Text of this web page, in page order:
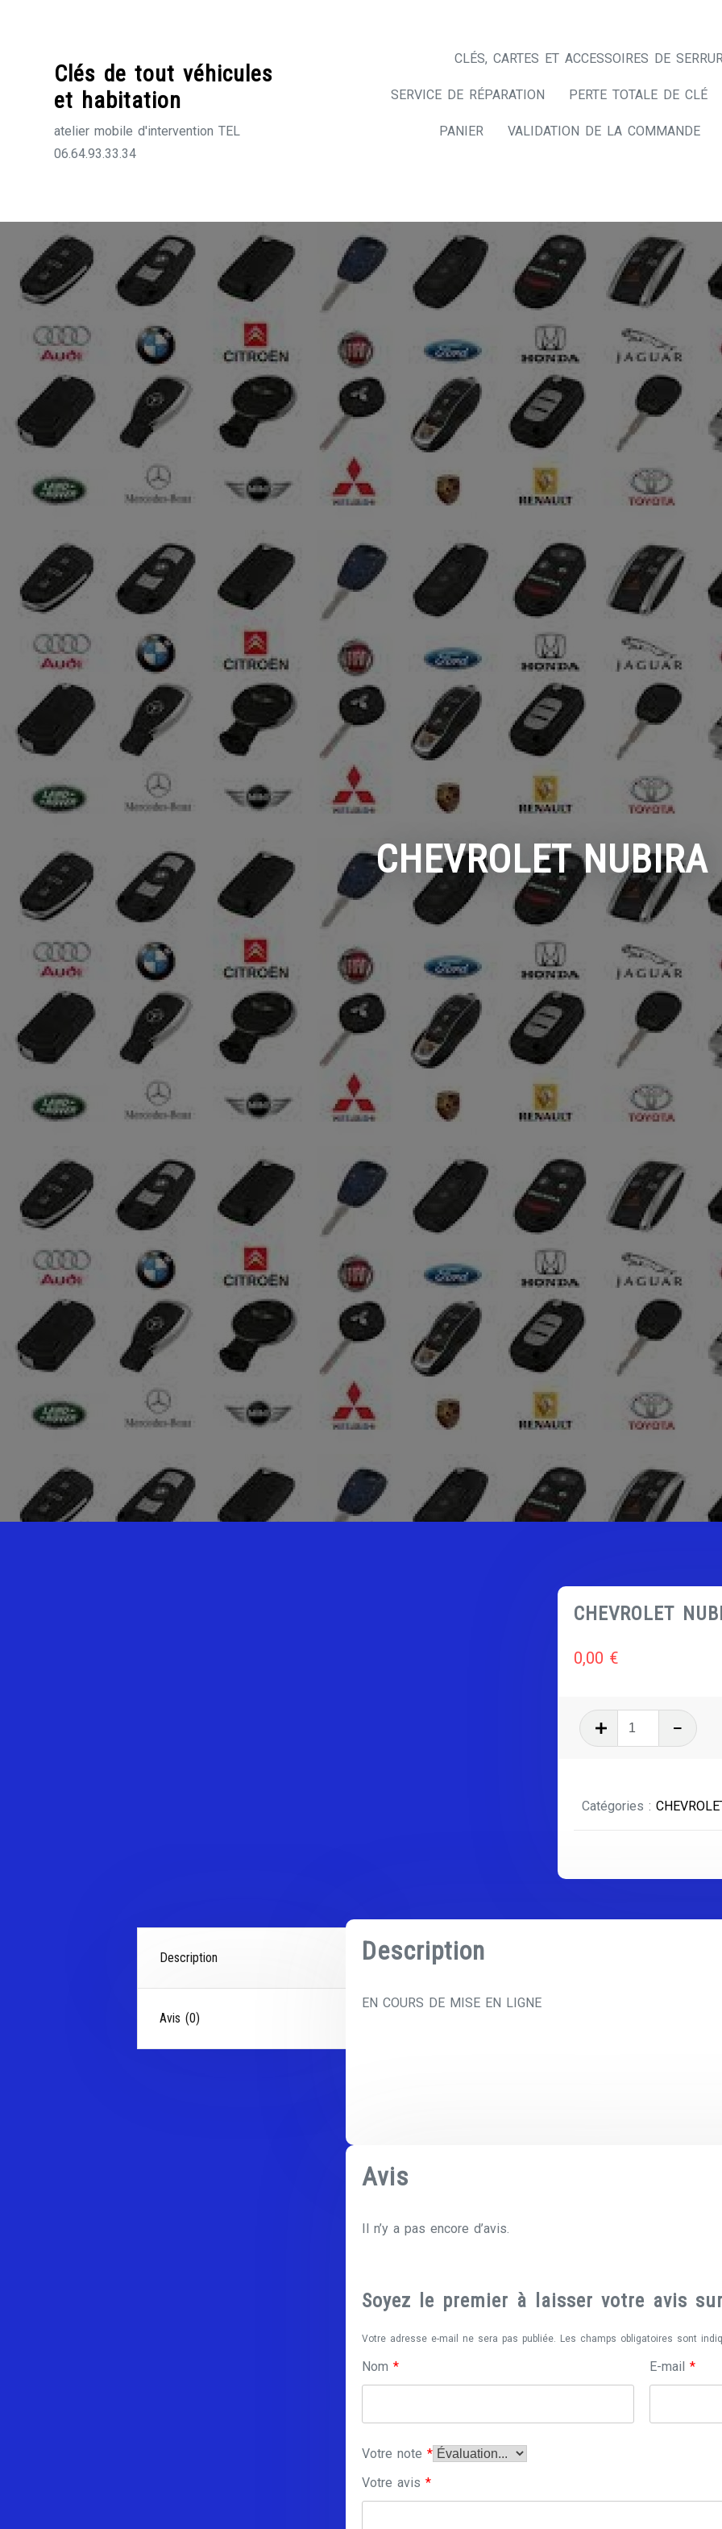
Clés de tout véhicules
et habitation
atelier mobile d'intervention TEL
06.64.93.33.34
CLÉS, CARTES ET ACCESSOIRES DE
SERVICE DE RÉPARATION PERTE TOTALE DE CLÉ
PANIER VALIDATION DE LA COMMANDE
CHEVROLET NUBIRA
CHEVROLET
0,00 €
quantité
Catégories :
Description
Avis (0)
Description
EN COURS DE MISE EN LIGNE
Avis
Il n’y a pas encore d’avis.
Soyez le premier à laisser votre avis sur
Votre adresse e-mail ne sera pas publiée. Les champs obligatoires sont
Nom * E-mail *
Votre note *
Votre avis *